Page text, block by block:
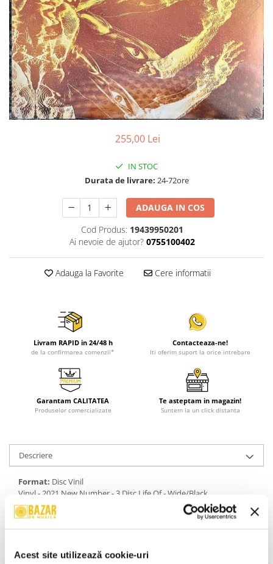
Acest site utilizează cookie-uri
Viniluri Românești
Colecția Electrecord
255,00 Lei
IN STOC
Durata de livrare: 24-72ore
ADAUGA IN COS
Cod Produs: 19439950201
Ai nevoie de ajutor? 0755100402
Adauga la Favorite Cere informatii
Livram RAPID in 24/48 h
de la confirmarea comenzii*
Contacteaza-ne!
Iti oferim suport la orice intrebare
Garantam CALITATEA
Produselor comercializate
Te asteptam in magazin!
Suntem la un click distanta
Descriere
Format: Disc Vinil
Vinyl - 2021 New Number - 3 Disc Life Of - Wide/Black
An Lansare:
Stil:Prog Rock, Progressive Metal, Alternative Rock
Informatii conformitate produs